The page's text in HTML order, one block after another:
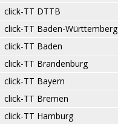
click-TT DTTB
click-TT Baden-Württemberg
click-TT Baden
click-TT Brandenburg
click-TT Bayern
click-TT Bremen
click-TT Hamburg